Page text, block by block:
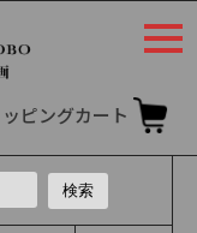
ピングカート